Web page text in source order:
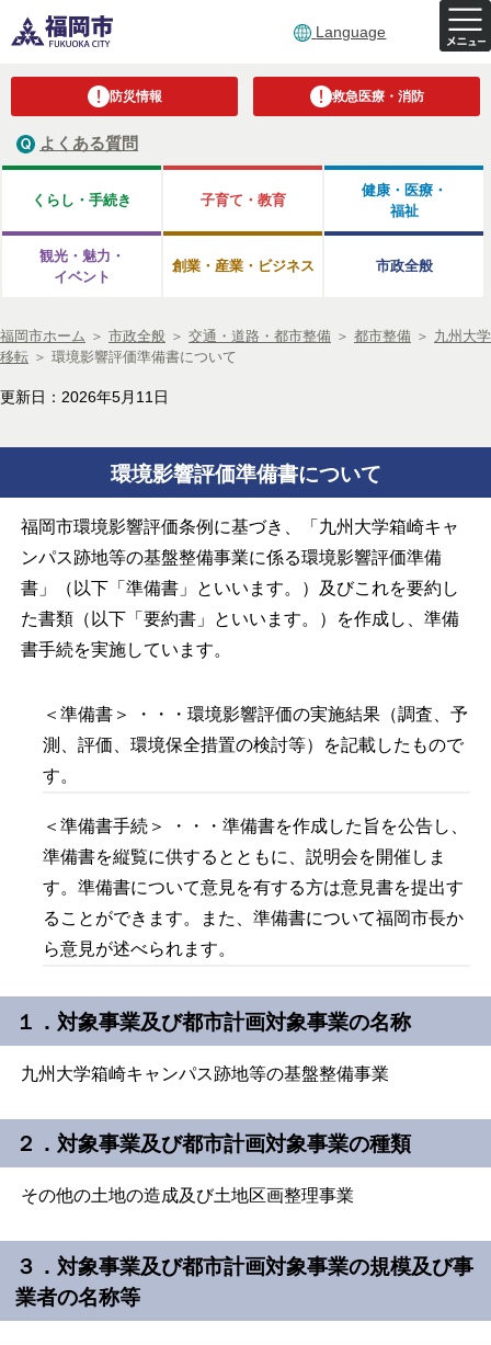
Language
防災情報 救急医療・消防
よくある質問
くらし・手続き 子育て・教育
健康・医療・
福祉
観光・魅力・
イベント
創業・産業・ビジネス 市政全般
福岡市ホーム ＞ 市政全般 ＞ 交通・道路・都市整備 ＞ 都市整備 ＞ 九州大学
移転 ＞ 環境影響評価準備書について
更新日：2026年5月11日
環境影響評価準備書について
福岡市環境影響評価条例に基づき、「九州大学箱崎キャ
ンパス跡地等の基盤整備事業に係る環境影響評価準備
書」（以下「準備書」といいます。）及びこれを要約し
た書類（以下「要約書」といいます。）を作成し、準備
書手続を実施しています。
＜準備書＞ ・・・環境影響評価の実施結果（調査、予
測、評価、環境保全措置の検討等）を記載したもので
す。
＜準備書手続＞ ・・・準備書を作成した旨を公告し、
準備書を縦覧に供するとともに、説明会を開催しま
す。準備書について意見を有する方は意見書を提出す
ることができます。また、準備書について福岡市長か
ら意見が述べられます。
１．対象事業及び都市計画対象事業の名称
九州大学箱崎キャンパス跡地等の基盤整備事業
２．対象事業及び都市計画対象事業の種類
その他の土地の造成及び土地区画整理事業
３．対象事業及び都市計画対象事業の規模及び事
業者の名称等